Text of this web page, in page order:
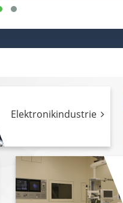
Elektronikindustrie